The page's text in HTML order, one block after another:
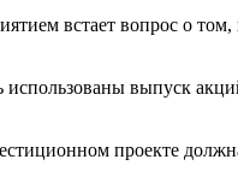
встает вопрос о
выпуск
проекте